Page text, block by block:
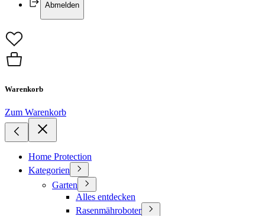
Abmelden
Warenkorb
Zum Warenkorb
Home Protection
Kategorien
Garten
Alles entdecken
Rasenmähroboter